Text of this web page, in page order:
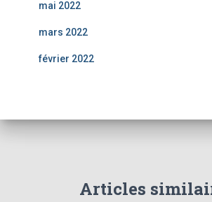
mai 2022
mars 2022
février 2022
Articles